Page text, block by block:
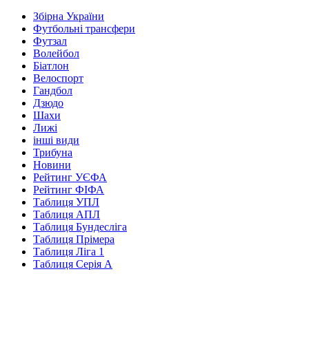
Збірна України
Футбольні трансфери
Футзал
Волейбол
Біатлон
Велоспорт
Гандбол
Дзюдо
Шахи
Лижі
інші види
Трибуна
Новини
Рейтинг УЄФА
Рейтинг ФІФА
Таблиця УПЛ
Таблиця АПЛ
Таблиця Бундесліга
Таблиця Прімера
Таблиця Ліга 1
Таблиця Серія А